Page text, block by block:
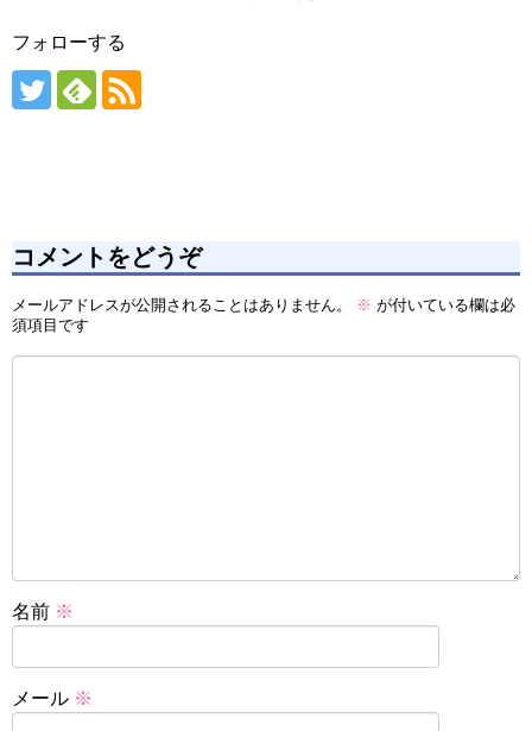
フォローする
コメントをどうぞ
メールアドレスが公開されることはありません。 ※ が付いている欄は必
須項目です
名前 ※
メール ※